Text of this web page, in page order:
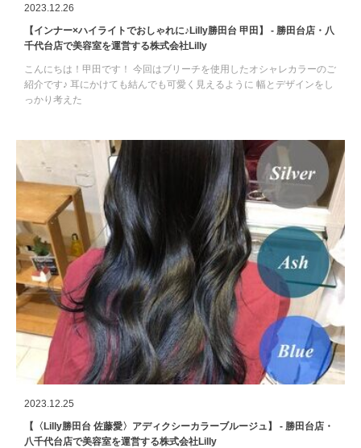
2023.12.26
【インナー×ハイライトでおしゃれに♪Lilly勝田台 甲田】 - 勝田台店・八
千代台店で美容室を運営する株式会社Lilly
こんにちは！甲田です！ 今回はブリーチを使用したオシャレカラーのご
紹介です♪ 耳にかけても結んでも可愛く見えるように 幅とデザインをし
っかり考えた
2023.12.25
【〈Lilly勝田台 佐藤愛〉アディクシーカラーブルージュ】 - 勝田台店・
八千代台店で美容室を運営する株式会社Lilly